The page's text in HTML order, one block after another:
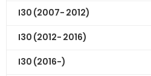
I30 (2007- 2012)
I30 (2012- 2016)
I30 (2016-)